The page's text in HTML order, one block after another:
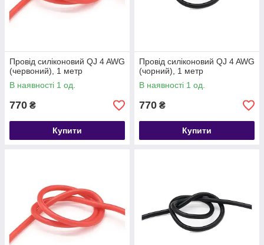
Провід силіконовий QJ 4 AWG
(червоний), 1 метр
В наявності 1 од.
770 ₴
Купити
Провід силіконовий QJ 4 AWG
(чорний), 1 метр
В наявності 1 од.
770 ₴
Купити